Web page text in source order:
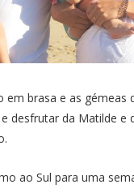
brasa e as gémeas
desfrutar da Matilde
ao Sul para uma